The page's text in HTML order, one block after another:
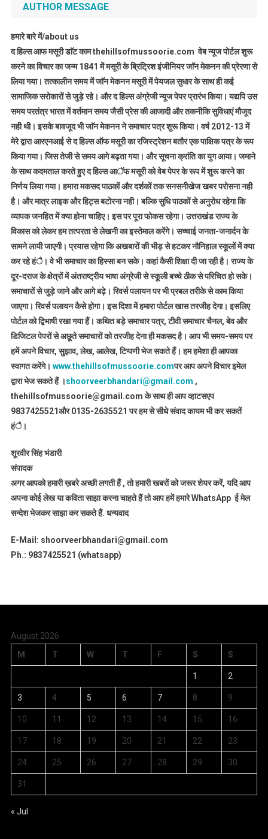
AUTHOR MESSAGE
हमारे बारे में/about us
द हिल्स आफ मसूरी डाॅट काम thehillsofmussoorie.com वेब न्यूज पोर्टल शुरू
करने का विचार का जन्म 1841 में मसूरी के ब्रिट्रिश इंजीनियर जाॅन मेकनन की प्रेरणा से
लिया गया। तत्कालीन समय में जाॅन मेकनन मसूरी में पेयजल सुधार के साथ ही कई
सामाजिक सरोकारों से जुड़े रहे। और द हिल्स अंग्रेजी न्यूज पेपर प्रारंभ किया। यद्यपि उस
समय परतंत्र भारत में वर्तमान समय जैसी प्रेस की आजादी और तकनीकि सुविधाएं मौजूद
नही थी। इसके बावजूद भी जाॅन मेकनन ने समाचार पत्र शुरू किया। वर्ष 2012-13 में
मेरे द्वारा आरएनआई से द हिल्स ऑफ मसूरी का रजिस्ट्रेशन बतौर एक पाक्षिक पत्र के रूप
किया गया। जिस तेजी से समय आगे बढ़ता गया। और सूचना क्रांति का युग आया। जमाने
के साथ कदमताल करते हुए द हिल्स आॅफ मसूरी को वेब पेपर के रूप में शुरू करने का
निर्णय लिया गया। हमारा मकसद पाठकों और दर्शकों तक सनसनीखेज खबर परोसना नही
है। और मात्र लाइक और हिट्स बटोरना नही। बल्कि सुधि पाठकों से अनुरोध रहेगा कि
व्यापक जनहित में क्या होना चाहिए। इस पर पूरा फोकस रहेगा। उत्तराखंड राज्य के
विकास को लेकर हम तत्परता से लेखनी का इस्तेमाल करेंगे। सच्चाई जनता-जनार्दन के
सामने लायी जाएगी। प्रयास रहेगा कि अखबारों की भीड़ से हटकर नौनिहाल स्कूलों में क्या
कर रहे हंै। वे भी समाचार का हिस्सा बन सके। कहां कैसी शिक्षा दी जा रही है। राज्य के
दूर-दराज के क्षेत्रों में अंतराष्ट्रीय भाषा अंग्रेजी से स्कूली बच्चे ठीक से परिचित हो सके।
समाचारों से जुड़े जाने और आगे बढ़े। रिवर्स पलायन पर भी प्रबल तरीके से काम किया
जाएगा। रिवर्स पलायन कैसे होगा। इस दिशा में हमारा पोर्टल खास तरजीह देगा। इसलिए
पोर्टल को द्विभाषी रखा गया हैं। कथित बड़े समाचार पत्र, टीवी समाचार चैनल, बेव और
डिजिटल पेपरों से अछूते समाचारों को तरजीह देना ही मकसद है। आप भी समय-समय पर
हमें अपने विचार, सुझाव, लेख, आलेख, टिप्पणी भेज सकते हैं। हम हमेशा ही आपका
स्वागत करेंगे। www.thehillsofmussoorie.comपर आप अपने विचार इमेल
द्वारा भेज सकते हैं ।shoorveerbhandari@gmail.com ,
thehillsofmussoorie@gmail.com के साथ ही आप व्हाटसएप
9837425521और 0135-2635521 पर हम से सीधे संवाद कायम भी कर सकतें
हंै।
शूरवीर सिंह भंडारी
संपादक
अगर आपको हमारी ख़बरे अच्छी लगती हैं , तो हमारी खबरों को जरूर शेयर करें, यदि आप
अपना कोई लेख या कविता साझा करना चाहते हैं तो आप हमें हमारे WhatsApp ई मेल
सन्देश भेजकर साझा कर सकते हैं. धन्यवाद
E-Mail: shoorveerbhandari@gmail.com
Ph.: 9837425521 (whatsapp)
August 2026
M
T W T F S S
1 2
3 4 5 6 7 8 9
10 11 12 13 14 15 16
17 18 19 20 21 22 23
24 25 26 27 28 29 30
31
« Jul